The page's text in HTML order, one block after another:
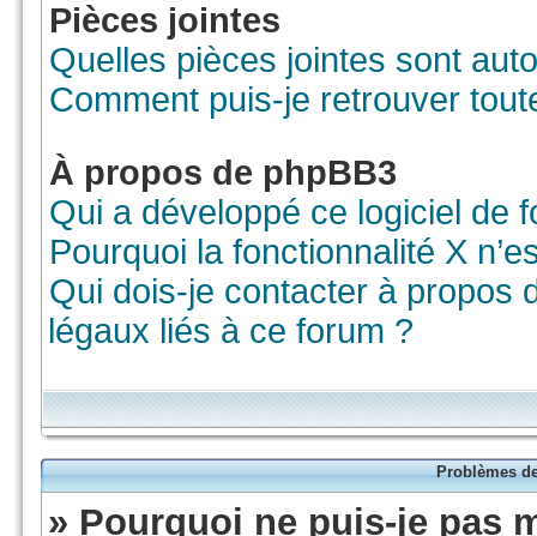
Pièces jointes
Quelles pièces jointes sont
Comment puis-je retrouver
À propos de phpBB3
Qui a développé ce logiciel de
Pourquoi la fonctionnalité X
Qui dois-je contacter à propos
légaux liés à ce forum ?
Problèmes
» Pourquoi ne puis-je pas